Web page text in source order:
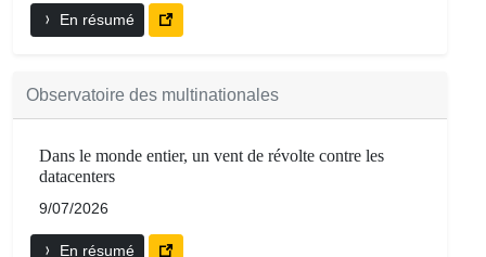
En résumé
Observatoire des multinationales
Dans le monde entier, un vent de révolte contre les
datacenters
9/07/2026
En résumé